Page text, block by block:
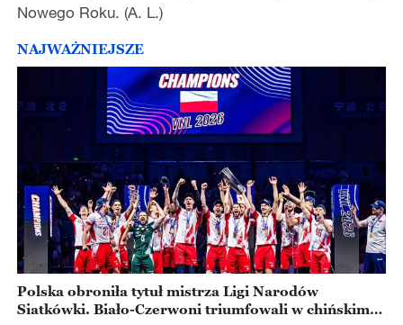
Nowego Roku. (A. L.)
NAJWAŻNIEJSZE
Polska obroniła tytuł mistrza Ligi Narodów
Siatkówki. Biało-Czerwoni triumfowali w chińskim